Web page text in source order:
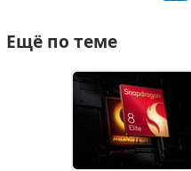
Ещё по теме